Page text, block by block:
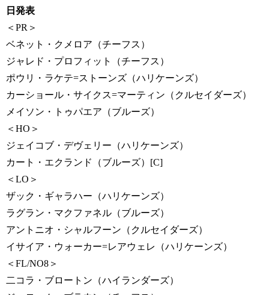
日発表
＜PR＞
ベネット・クメロア（チーフス）
ジャレド・プロフィット（チーフス）
ポウリ・ラケテ=ストーンズ（ハリケーンズ）
カーショール・サイクス=マーティン（クルセイダーズ）
メイソン・トゥパエア（ブルーズ）
＜HO＞
ジェイコブ・デヴェリー（ハリケーンズ）
カート・エクランド（ブルーズ）[C]
＜LO＞
ザック・ギャラハー（ハリケーンズ）
ラグラン・マクファネル（ブルーズ）
アントニオ・シャルフーン（クルセイダーズ）
イサイア・ウォーカー=レアウェレ（ハリケーンズ）
＜FL/NO8＞
二コラ・ブロートン（ハイランダーズ）